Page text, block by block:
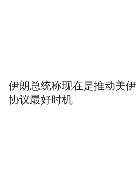
伊朗总统称现在是推动美伊
协议最好时机